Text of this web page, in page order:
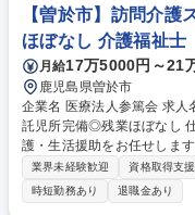
トの安全性･効率性を確保
るやりがいのある仕事です。 募集職種 【土木設計技術者】★育成体制に
自信あり/先輩社員の8割が未
【曽於市】訪問介護
ほぼなし 介護福祉士
月給17万5000円～21
鹿児島県曽於市
企業名 医療法人参篤会 求人名 【曽於市】訪問介護スタッフ★夜勤なし★
託児所完備◎残業ほぼなし 仕事の内容 訪問介護の介護職員として身体介
護・生活援助をお任せしま
況や生活習慣を尊重しなが
【主な業務】※訪問は社用車
排泄、食事、移動など ・生
業界未経験歓迎 資格取得支
時短勤務あり
退職金あり